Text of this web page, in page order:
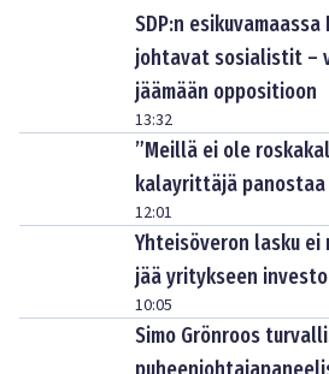
SDP:n
johtavat sosialistit –
jäämään oppositioon
13:32
”Meillä ei ole
kalayrittäjä panostaa
12:01
Yhteisöveron lasku ei
jää yritykseen
10:05
Simo Grönroos